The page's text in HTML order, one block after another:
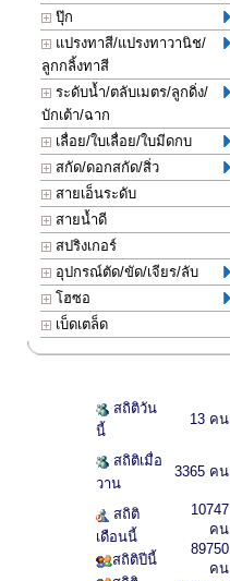
ปุ๊ก
แปรงทาสี/แปรงทาวานิช/
ลูกกลิ้งทาสี
ระดับน้ำ/ตลับเมตร/ลูกดิ่ง/
บักเต้า/ฉาก
เลื่อย/ใบเลื่อย/ใบมีดกบ
สกัด/ดอกสกัด/สิ่ว
สายเอ็นระดับ
สายน้ำดี
สปริงเกอร์
อุปกรณ์ตัด/ขัด/เจียร/ลับ
โฮซอ
เบ็ดเตล็ด
สถิติวัน
นี้
13 คน
สถิติเมื่อ
วาน
3365 คน
สถิติ
เดือนนี้
สถิติปีนี้
10747
คน
89750
คน